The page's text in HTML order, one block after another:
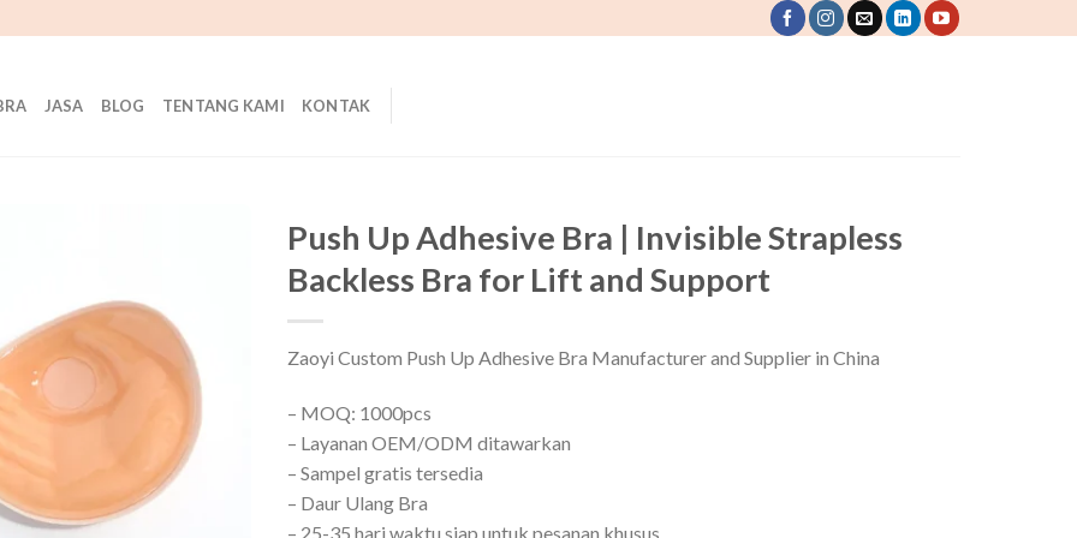
JASA BLOG TENTANG KAMI KONTAK
Push Up Adhesive Bra | Invisible Strapless
Backless Bra for Lift and Support
Zaoyi Custom Push Up Adhesive Bra Manufacturer and Supplier in China
– MOQ: 1000pcs
– Layanan OEM/ODM ditawarkan
– Sampel gratis tersedia
– Daur Ulang Bra
– 25-35 hari waktu siap untuk pesanan khusus